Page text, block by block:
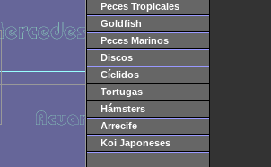
Peces Tropicales
Goldfish
Peces Marinos
Discos
Cíclidos
Tortugas
Hámsters
Arrecife
Koi Japoneses